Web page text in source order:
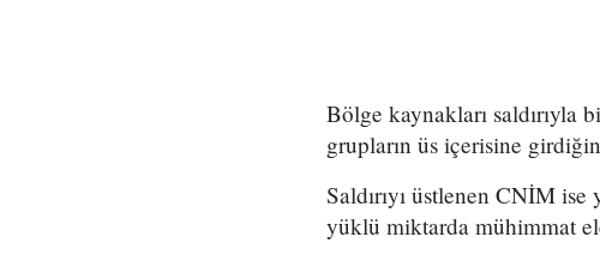
Bölge kaynakları
grupların üs içerisine
Saldırıyı üstlenen CNİM
yüklü miktarda mühimmat